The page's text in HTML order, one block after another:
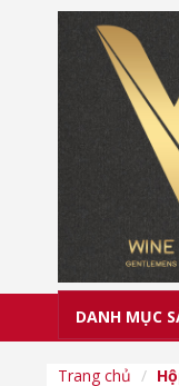
DANH MỤC
Trang chủ